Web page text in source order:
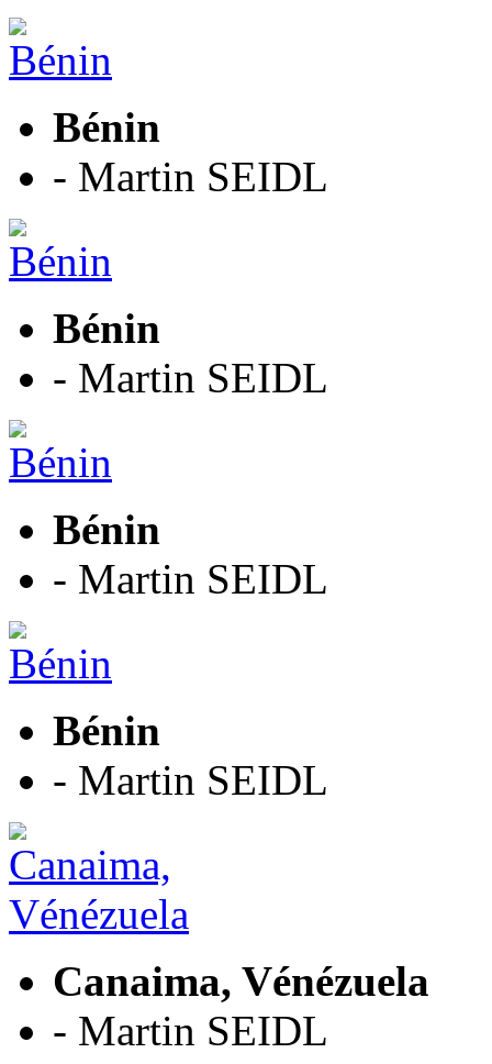
Bénin
- Martin SEIDL
Bénin
- Martin SEIDL
Bénin
- Martin SEIDL
Bénin
- Martin SEIDL
Canaima, Vénézuela
- Martin SEIDL